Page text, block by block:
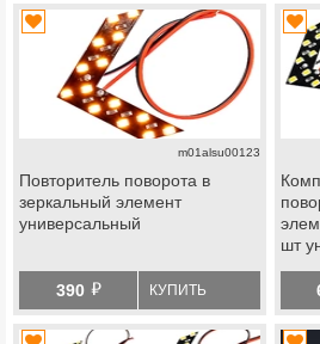
m01alsu00123
Повторитель поворота в
зеркальный элемент
универсальный
390 й КУПИТЬ
шт